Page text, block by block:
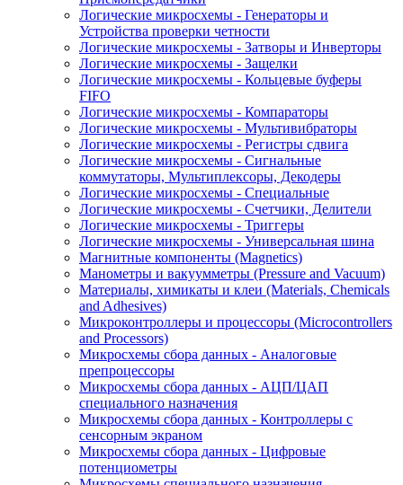
Логические микросхемы - Генераторы и
Устройства проверки четности
Логические микросхемы - Затворы и Инверторы
Логические микросхемы - Защелки
Логические микросхемы - Кольцевые буферы
FIFO
Логические микросхемы - Компараторы
Логические микросхемы - Мультивибраторы
Логические микросхемы - Регистры сдвига
Логические микросхемы - Сигнальные
коммутаторы, Мультиплексоры, Декодеры
Логические микросхемы - Специальные
Логические микросхемы - Счетчики, Делители
Логические микросхемы - Триггеры
Логические микросхемы - Универсальная шина
Магнитные компоненты (Magnetics)
Манометры и вакуумметры (Pressure and Vacuum)
Материалы, химикаты и клеи (Materials, Chemicals
and Adhesives)
Микроконтроллеры и процессоры (Microcontrollers
and Processors)
Микросхемы сбора данных - Аналоговые
препроцессоры
Микросхемы сбора данных - АЦП/ЦАП
специального назначения
Микросхемы сбора данных - Контроллеры с
сенсорным экраном
Микросхемы сбора данных - Цифровые
потенциометры